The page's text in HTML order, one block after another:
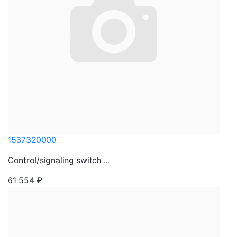
1537320000
Control/signaling switch ...
61 554 ₽